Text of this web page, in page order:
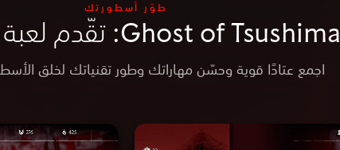
طوّر أسطورتك
Ghost of Tsushima: تقّدم لعبة الأساطير
اجمع عتادًا قوية وحسّن مهاراتك وطور تقنياتك لخلق